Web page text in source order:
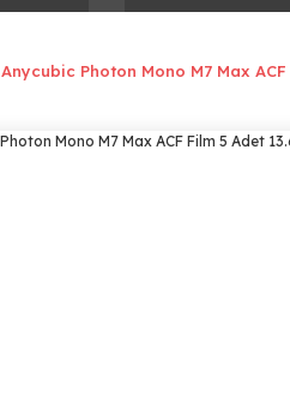
Anycubic Photon Mono M7 Max